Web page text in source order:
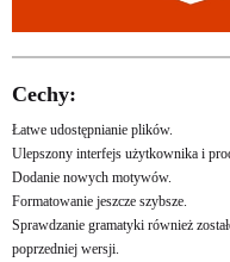
Cechy:
Łatwe udostępnianie plików.
Ulepszony interfejs użytkownika i
Dodanie nowych motywów.
Formatowanie jeszcze szybsze.
Sprawdzanie gramatyki również
poprzedniej wersji.